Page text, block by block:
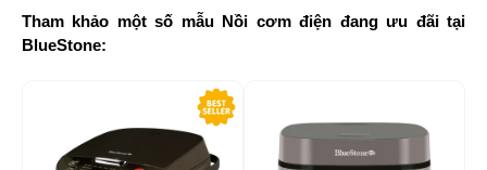
Tham khảo một số mẫu Nồi cơm điện đang ưu đãi tại
BlueStone: